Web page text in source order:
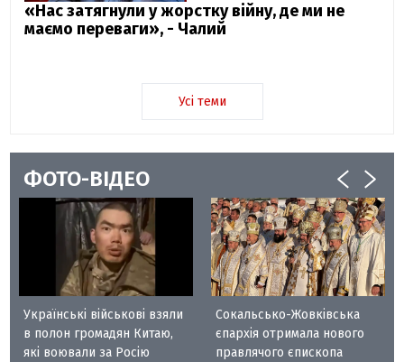
«Нас затягнули у жорстку війну, де ми не
маємо переваги», - Чалий
Усі теми
ФОТО-ВІДЕО
Українські військові взяли
в полон громадян Китаю,
які воювали за Росію
Сокальсько-Жовківська
єпархія отримала нового
правлячого єпископа